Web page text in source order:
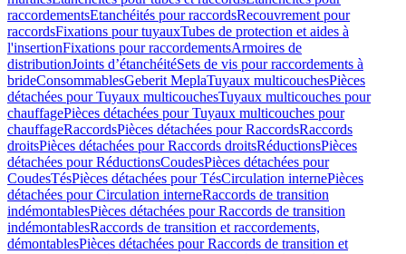
raccordementsEtanchéités pour raccordsRecouvrement pour
raccordsFixations pour tuyauxTubes de protection et aides à
l'insertionFixations pour raccordementsArmoires de
distributionJoints d’étanchéitéSets de vis pour raccordements à
brideConsommablesGeberit MeplaTuyaux multicouchesPièces
détachées pour Tuyaux multicouchesTuyaux multicouches pour
chauffagePièces détachées pour Tuyaux multicouches pour
chauffageRaccordsPièces détachées pour RaccordsRaccords
droitsPièces détachées pour Raccords droitsRéductionsPièces
détachées pour RéductionsCoudesPièces détachées pour
CoudesTésPièces détachées pour TésCirculation internePièces
détachées pour Circulation interneRaccords de transition
indémontablesPièces détachées pour Raccords de transition
indémontablesRaccords de transition et raccordements,
démontablesPièces détachées pour Raccords de transition et